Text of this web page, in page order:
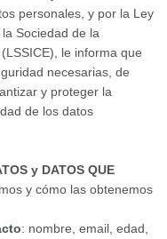
personales, y por la Ley
Sociedad de la
le informa que
necesarias, de
y proteger la
de los datos
y DATOS QUE
y cómo las obtenemos
: nombre, email, edad,